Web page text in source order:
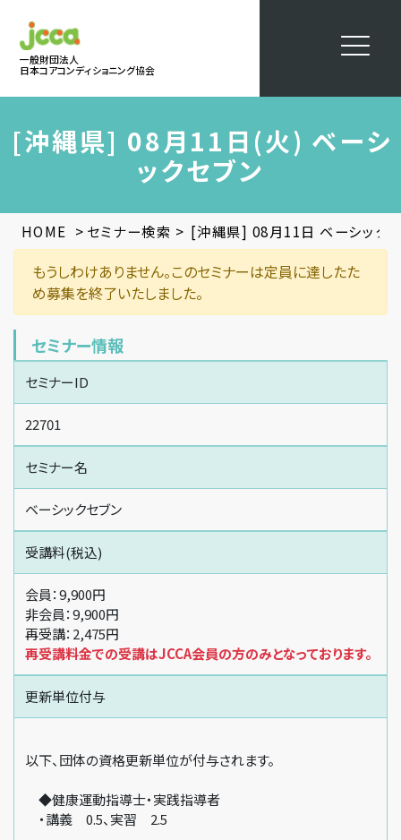
一般財団法人
日本コアコンディショニング協会
[沖縄県] 08月11日(火) ベーシ
ックセブン
HOME > セミナー検索 > [沖縄県] 08月11日 ベーシック
もうしわけありません。このセミナーは定員に達したた
め募集を終了いたしました。
セミナー情報
セミナーID
22701
セミナー名
ベーシックセブン
受講料(税込)
会員：9,900円
非会員：9,900円
再受講：2,475円
再受講料金での受講はJCCA会員の方のみとなっております。
更新単位付与
以下、団体の資格更新単位が付与されます。
◆健康運動指導士・実践指導者
・講義 0.5、実習 2.5